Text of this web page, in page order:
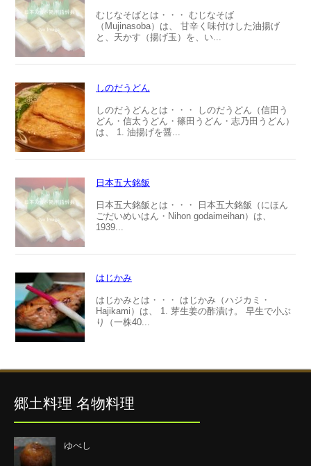
むじなそばとは・・・ むじなそば
（Mujinasoba）は、 甘辛く味付けした油揚げ
と、天かす（揚げ玉）を、い...
しのだうどん
しのだうどんとは・・・ しのだうどん（信田う
どん・信太うどん・篠田うどん・志乃田うどん）
は、 1. 油揚げを醤...
日本五大銘飯
日本五大銘飯とは・・・ 日本五大銘飯（にほん
ごだいめいはん・Nihon godaimeihan）は、
1939...
はじかみ
はじかみとは・・・ はじかみ（ハジカミ・
Hajikami）は、 1. 芽生姜の酢漬け。 早生で小ぶ
り（一株40...
郷土料理 名物料理
ゆべし